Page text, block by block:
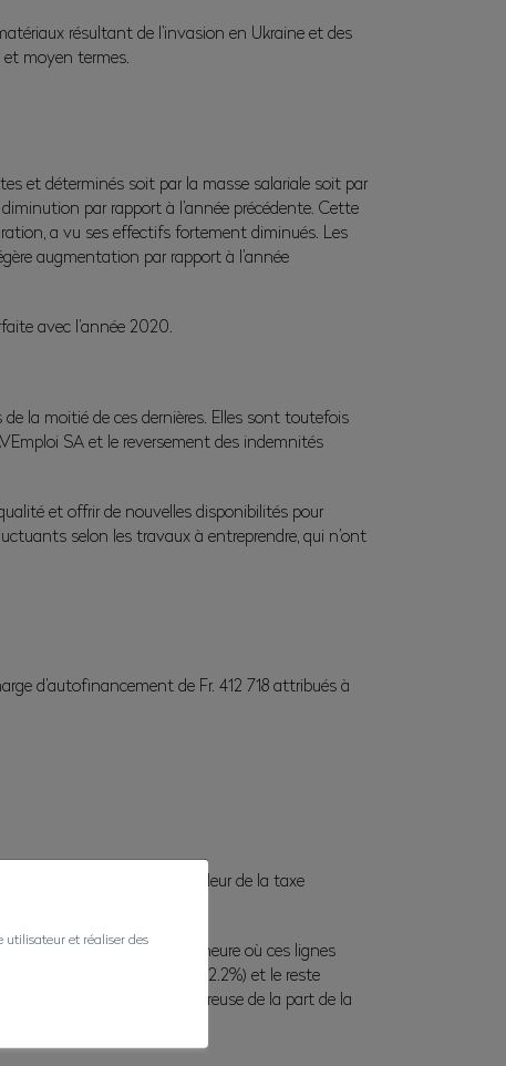
résultant de l’invasion en Ukraine et des
moyen termes.
et déterminés soit par la masse salariale soit par
par rapport à l’année précédente. Cette
a vu ses effectifs fortement diminués. Les
augmentation par rapport à l’année
avec l’année 2020.
la moitié de ces dernières. Elles sont toutefois
SA et le reversement des indemnités
et offrir de nouvelles disponibilités pour
selon les travaux à entreprendre, qui n’ont
d’autofinancement de Fr. 412 718 attribués à
Fr. 10 529 666 pris sur la valeur de la taxe
de Fr. 524 889 ; qu’à l’heure où ces lignes
de Fr. 7 262 933 (52.2%) et le reste
gestion financière rigoureuse de la part de la
utilisateur et réaliser des